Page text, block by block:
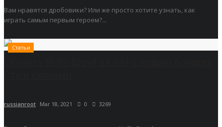
Вам нравятся дробовики? Или же просто хотите узнать, как
играть самым первым героем?...
Статьи
russianroot Mar 18, 2021 0 3269